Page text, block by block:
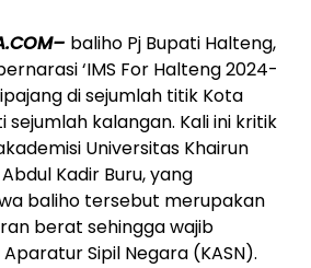
baliho Pj Bupati Halteng,
‘IMS For Halteng 2024-
di sejumlah titik Kota
sejumlah kalangan. Kali ini kritik
Universitas Khairun
Kadir Buru, yang
baliho tersebut merupakan
berat sehingga wajib
Sipil Negara (KASN).